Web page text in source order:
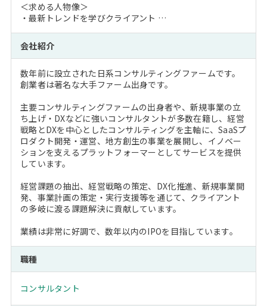
＜求める人物像＞
・最新トレンドを学びクライアント …
会社紹介
数年前に設立された日系コンサルティングファームです。
創業者は著名な大手ファーム出身です。
主要コンサルティングファームの出身者や、新規事業の立
ち上げ・DXなどに強いコンサルタントが多数在籍し、経営
戦略とDXを中心としたコンサルティングを主軸に、SaaSプ
ロダクト開発・運営、地方創生の事業を展開し、イノベー
ションを支えるプラットフォーマーとしてサービスを提供
しています。
経営課題の抽出、経営戦略の策定、DX化推進、新規事業開
発、事業計画の策定・実行支援等を通じて、クライアント
の多岐に渡る課題解決に貢献しています。
業績は非常に好調で、数年以内のIPOを目指しています。
職種
コンサルタント